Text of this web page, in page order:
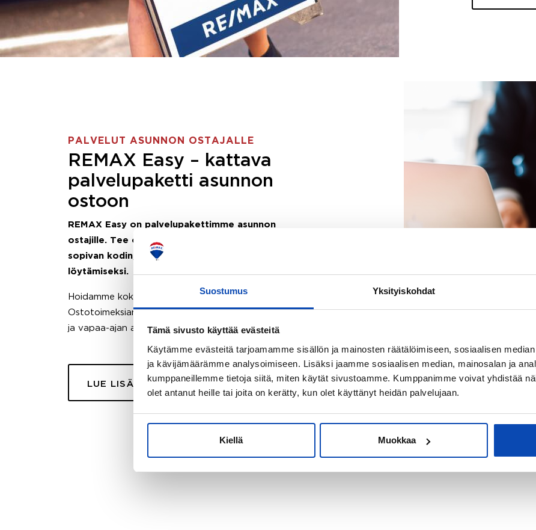
Suostumus Yksityiskohdat
Tämä sivusto käyttää evästeitä
Käytämme evästeitä tarjoamamme sisällön ja mainosten räätälöimiseen, sosiaalisen
ja kävijämäärämme analysoimiseen. Lisäksi jaamme sosiaalisen median, mainosalan ja
kumppaneillemme tietoja siitä, miten käytät sivustoamme. Kumppanimme voivat yhdistää
olet antanut heille tai joita on kerätty, kun olet käyttänyt heidän palvelujaan.
Kiellä Muokkaa
PALVELUT ASUNNON OSTAJALLE
REMAX Easy – kattava
palvelupaketti asunnon
ostoon
REMAX Easy on palvelupakettimme asunnon
ostajille. Tee ostotoimeksianto ja etsimme juuri sinulle
sopivan kodin, eikä sinun tarvitse nähdä vaivaa sen
löytämiseksi.
Hoidamme koko ostoprosessin puolestasi.
Ostotoimeksiantopalvelumme sopii myös esimerkiksi sijoitus-
ja vapaa-ajan asuntojen ostoon.
LUE LISÄÄ